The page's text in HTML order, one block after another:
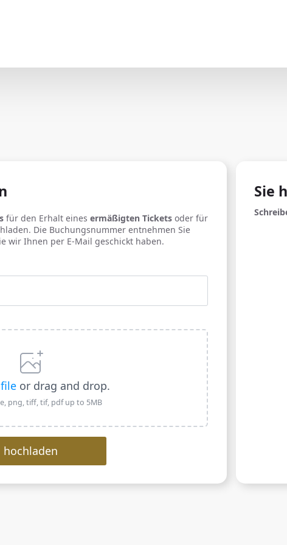
für den Erhalt eines ermäßigten Tickets oder für
Die Buchungsnummer entnehmen Sie
wir Ihnen per E-Mail geschickt haben.
or drag and drop.
png, tiff, tif, pdf up to 5MB
hochladen
Sie